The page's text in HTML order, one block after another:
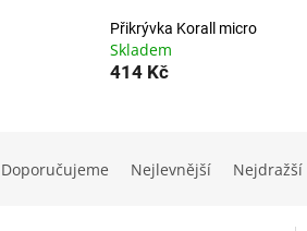
Přikrývka Korall micro
Skladem
414 Kč
Doporučujeme Nejlevnější Nejdražší